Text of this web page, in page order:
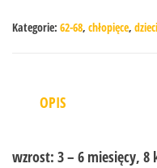
Kategorie: 62-68, chłopięce,
OPIS
wzrost: 3 – 6 miesięcy, 8